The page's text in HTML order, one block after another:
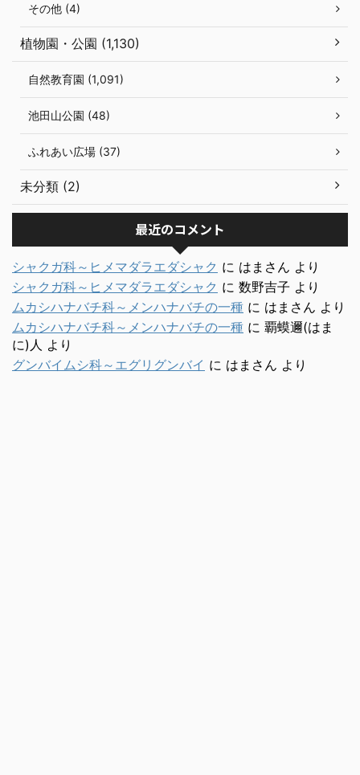
その他 (4)
植物園・公園 (1,130)
自然教育園 (1,091)
池田山公園 (48)
ふれあい広場 (37)
未分類 (2)
最近のコメント
シャクガ科～ヒメマダラエダシャク に はまさん より
シャクガ科～ヒメマダラエダシャク に 数野吉子 より
ムカシハナバチ科～メンハナバチの一種 に はまさん より
ムカシハナバチ科～メンハナバチの一種 に 覇蟆邇(はま
に)人 より
グンバイムシ科～エグリグンバイ に はまさん より